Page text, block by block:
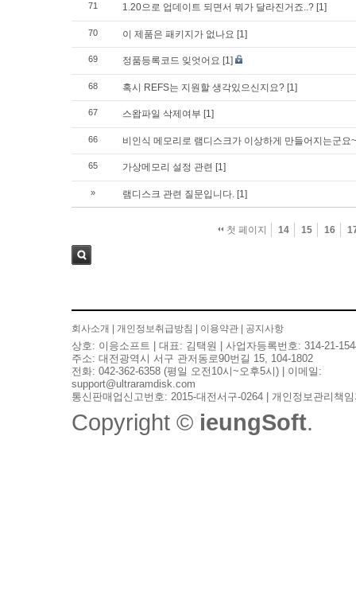
71 1.20으로 업데이트 되면서 뭐가 달라진거죠..? [1]
70 이 제품은 패키지가 없나요 [1]
69 정품등록코드 잊엇어요 [1]
68 혹시 REFS는 지원할 생각있으신지요? [1]
67 스왑파일 삭제여부 [1]
66 비인식 메모리로 램디스크가 이상하게 만들어지는군요~
65 가상메모리 설정 관련 [1]
» 램디스크 관련 질문입니다. [1]
첫 페이지 14 15 16
회사소개 개인정보취급방침 이용약관 공지사항
상호: 이응소프트 | 대표: 김택원 | 사업자등록번호: 314-21-
주소: 대전광역시 서구 관저동로90번길 15, 104-1802
전화: 042-362-6358 (평일 오전10시~오후5시) | 이메일:
support@ultraramdisk.com
통신판매업신고번호: 2015-대전서구-0264 | 개인정보관리책
Copyright © ieungSoft.